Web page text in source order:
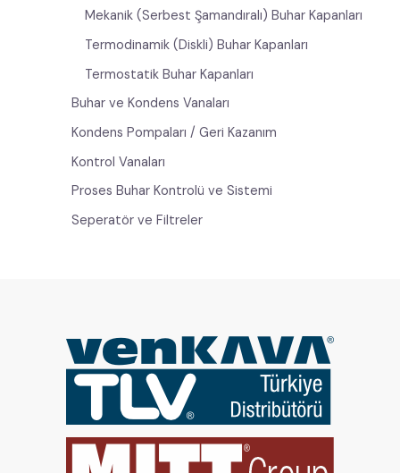
Mekanik (Serbest Şamandıralı) Buhar Kapanları
Termodinamik (Diskli) Buhar Kapanları
Termostatik Buhar Kapanları
Buhar ve Kondens Vanaları
Kondens Pompaları / Geri Kazanım
Kontrol Vanaları
Proses Buhar Kontrolü ve Sistemi
Seperatör ve Filtreler